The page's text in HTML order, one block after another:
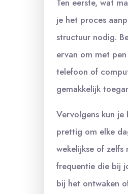
Ten eerste, wat
je het proces
structuur nodig.
ervan om met
telefoon of
gemakkelijk
Vervolgens kun je
prettig om elke
wekelijkse of
frequentie die bij
bij het ontwaken